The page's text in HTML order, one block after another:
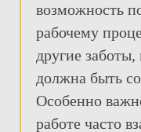
возможность
рабочему
другие
должна быть
Особенно
работе часто